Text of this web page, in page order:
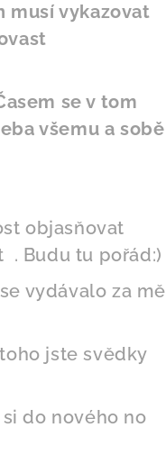
musí vykazovat
se v tom
všemu a sobě
objasňovat
. Budu tu pořád:)
vydávalo za mě
jste svědky
do nového no